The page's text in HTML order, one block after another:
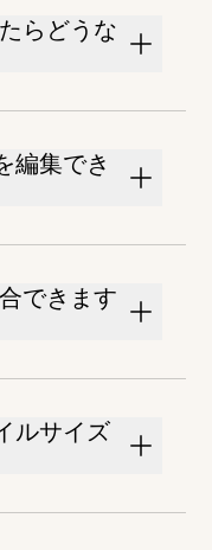
らどうな
編集でき
できます
ルサイズ